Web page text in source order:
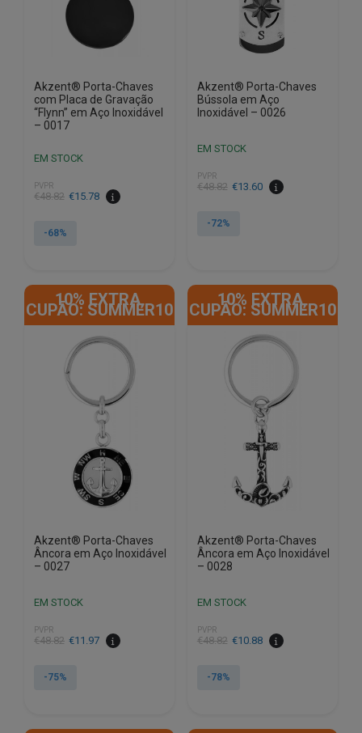
Akzent® Porta-Chaves
com Placa de Gravação
“Flynn” em Aço Inoxidável
– 0017
EM STOCK
PVPR
€48.82
O
original
€15.78
O
atual
-68%
Akzent® Porta-Chaves
Bússola em Aço
Inoxidável – 0026
EM STOCK
PVPR
€48.82
O
original
€13.60
O
atual
-72%
10% EXTRA,
CUPÃO: SUMMER10
Akzent® Porta-Chaves
Âncora em Aço Inoxidável
– 0027
EM STOCK
PVPR
€48.82
O
original
€11.97
O
atual
-75%
10% EXTRA,
CUPÃO: SUMMER10
Akzent® Porta-Chaves
Âncora em Aço Inoxidável
– 0028
EM STOCK
PVPR
€48.82
O
original
€10.88
O
atual
-78%